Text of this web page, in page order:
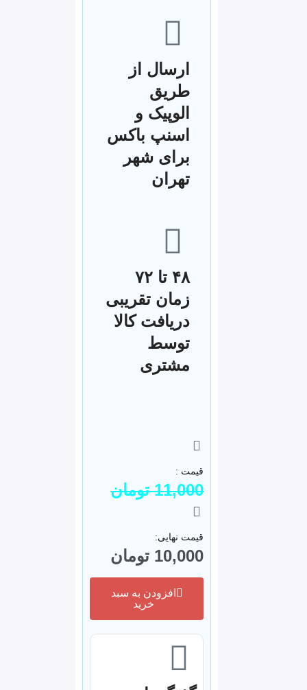
ارسال از
طریق
الوپیک و
اسنپ باکس
برای شهر
تهران
۴۸ تا ۷۲
زمان تقریبی
دریافت کالا
توسط
مشتری
قیمت :
11,000 تومان
قیمت نهایی:
10,000 تومان
افزودن به سبد
خرید